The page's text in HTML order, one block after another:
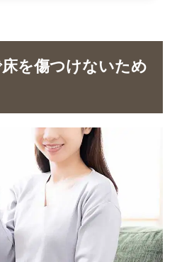
を傷つけないため